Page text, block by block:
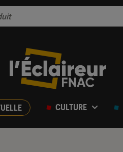
CULTURE